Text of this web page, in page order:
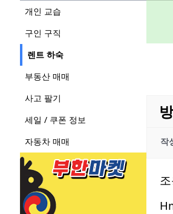
개인 교습
구인 구직
렌트 하숙
부동산 매매
사고 팔기
세일 / 쿠폰 정보
자동차 매매
작